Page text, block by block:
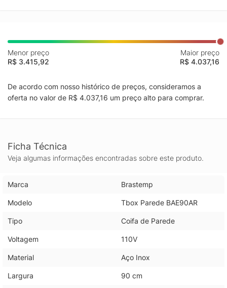
Menor preço
R$ 3.415,92
Maior preço
R$ 4.037,16
De acordo com nosso histórico de preços, consideramos a
oferta no valor de R$ 4.037,16 um preço alto para comprar.
Ficha Técnica
Veja algumas informações encontradas sobre este produto.
Marca Brastemp
Modelo Tbox Parede BAE90AR
Tipo Coifa de Parede
Voltagem 110V
Material Aço Inox
Largura 90 cm